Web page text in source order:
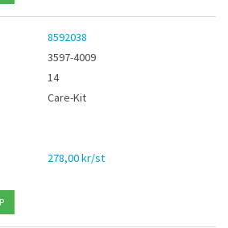
8592038
3597-4009
14
Care-Kit
278,00 kr/st